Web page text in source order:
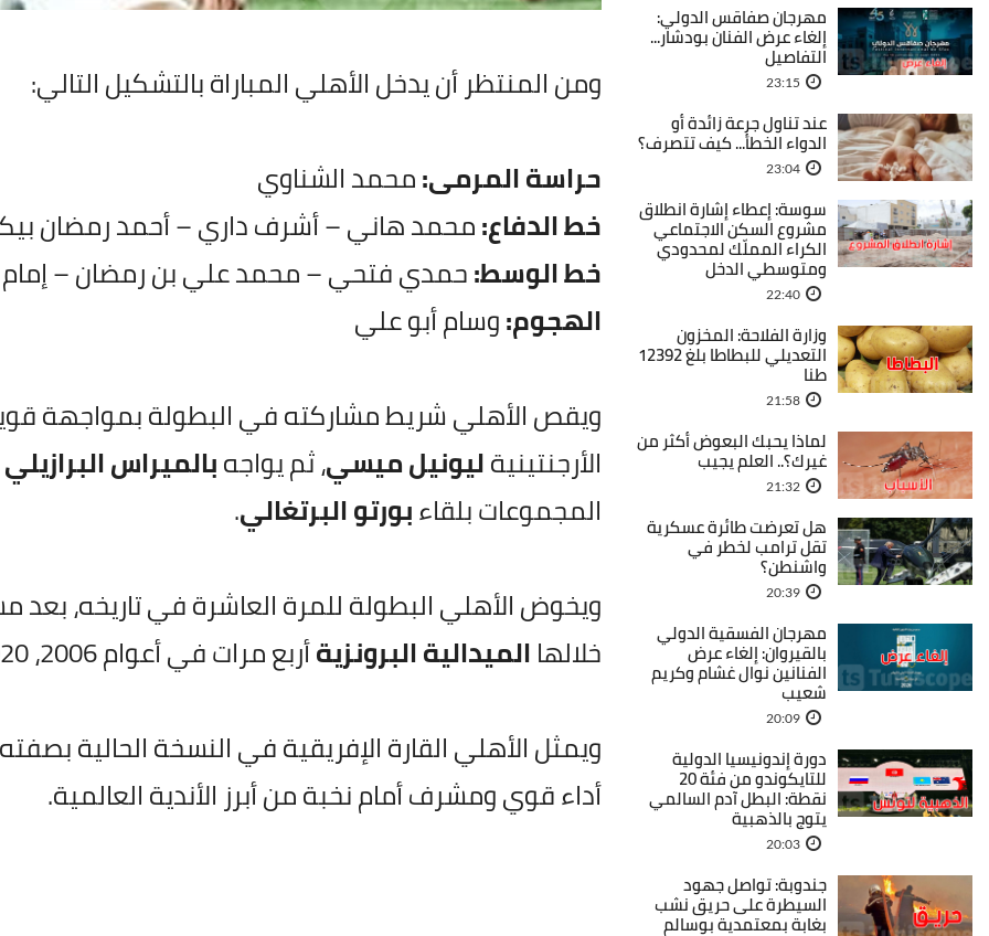
ومن المنتظر أن يدخل الأهلي المباراة بالتشكيل التالي:
حراسة المرمى:محمد الشناوي
خط الدفاع:محمد هاني – أشرف داري – أحمد رمضان
خط الوسط:حمدي فتحي – محمد علي بن رمضان – إمام
الهجوم:وسام أبو علي
ويقص الأهلي شريط مشاركته في البطولة بمواجهة
الأرجنتينيةليونيل ميسي، ثم يواجهبالميراس البرازيلي
المجموعات بلقاءبورتو البرتغالي.
خلالهاالميدالية البرونزيةأربع مرات في أعوام 2006، 2020، 2021 و2023.
ويمثل الأهلي القارة الإفريقية في النسخة الحالية
أداء قوي ومشرف أمام نخبة من أبرز الأندية العالمية.
مهرجان صفاقس الدولي:
إلغاء عرض الفنان بودشار...
التفاصيل
23:15
عند تناول جرعة زائدة أو
الدواء الخطأ... كيف تتصرف؟
23:04
سوسة: إعطاء إشارة انطلاق
مشروع السكن الاجتماعي
الكراء المملّك لمحدودي
ومتوسطي الدخل
22:40
وزارة الفلاحة: المخزون
التعديلي للبطاطا بلغ 12392
طنا
21:58
لماذا يحبك البعوض أكثر من
غيرك؟.. العلم يجيب
21:32
هل تعرضت طائرة عسكرية
تقل ترامب لخطر في
واشنطن؟
20:39
مهرجان الفسقية الدولي
بالقيروان: إلغاء عرض
الفنانين نوال غشام وكريم
شعيب
20:09
دورة إندونيسيا الدولية
للتايكوندو من فئة 20
نقطة: البطل آدم السالمي
يتوج بالذهبية
20:03
جندوبة: تواصل جهود
السيطرة على حريق نشب
بغابة بمعتمدية بوسالم